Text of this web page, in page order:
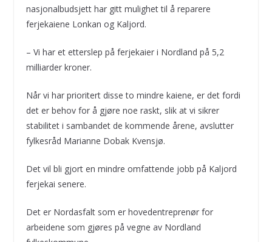
nasjonalbudsjett har gitt mulighet til å reparere
ferjekaiene Lonkan og Kaljord.
– Vi har et etterslep på ferjekaier i Nordland på 5,2
milliarder kroner.
Når vi har prioritert disse to mindre kaiene, er det fordi
det er behov for å gjøre noe raskt, slik at vi sikrer
stabilitet i sambandet de kommende årene, avslutter
fylkesråd Marianne Dobak Kvensjø.
Det vil bli gjort en mindre omfattende jobb på Kaljord
ferjekai senere.
Det er Nordasfalt som er hovedentreprenør for
arbeidene som gjøres på vegne av Nordland